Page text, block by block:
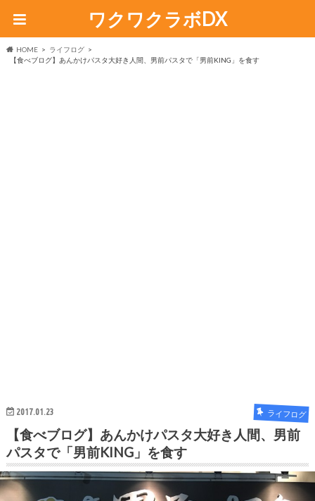
ワクワクラボDX
HOME
ライフログ
【食べブログ】あんかけパスタ大好き人間、男前パスタで「男前KING」を食す
2017.01.23 ライフログ
【食べブログ】あんかけパスタ大好き人間、男前
パスタで「男前KING」を食す